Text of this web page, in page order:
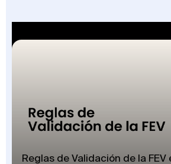
Reglas de Validación de la FEV